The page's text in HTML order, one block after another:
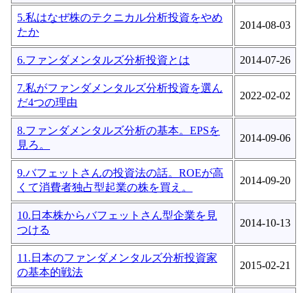
5.私はなぜ株のテクニカル分析投資をやめ
たか
2014-08-03
6.ファンダメンタルズ分析投資とは 2014-07-26
7.私がファンダメンタルズ分析投資を選ん
だ4つの理由
2022-02-02
8.ファンダメンタルズ分析の基本。EPSを
見ろ。
2014-09-06
9.バフェットさんの投資法の話。ROEが高
くて消費者独占型起業の株を買え。
2014-09-20
10.日本株からバフェットさん型企業を見
つける
2014-10-13
11.日本のファンダメンタルズ分析投資家
の基本的戦法
2015-02-21